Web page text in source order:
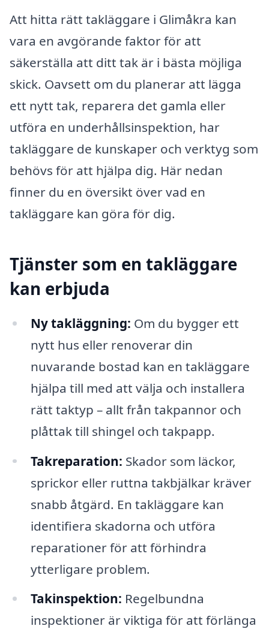
Att hitta rätt takläggare i Glimåkra kan
vara en avgörande faktor för att
säkerställa att ditt tak är i bästa möjliga
skick. Oavsett om du planerar att lägga
ett nytt tak, reparera det gamla eller
utföra en underhållsinspektion, har
takläggare de kunskaper och verktyg som
behövs för att hjälpa dig. Här nedan
finner du en översikt över vad en
takläggare kan göra för dig.
Tjänster som en takläggare
kan erbjuda
Ny takläggning: Om du bygger ett
nytt hus eller renoverar din
nuvarande bostad kan en takläggare
hjälpa till med att välja och installera
rätt taktyp – allt från takpannor och
plåttak till shingel och takpapp.
Takreparation: Skador som läckor,
sprickor eller ruttna takbjälkar kräver
snabb åtgärd. En takläggare kan
identifiera skadorna och utföra
reparationer för att förhindra
ytterligare problem.
Takinspektion: Regelbundna
inspektioner är viktiga för att förlänga